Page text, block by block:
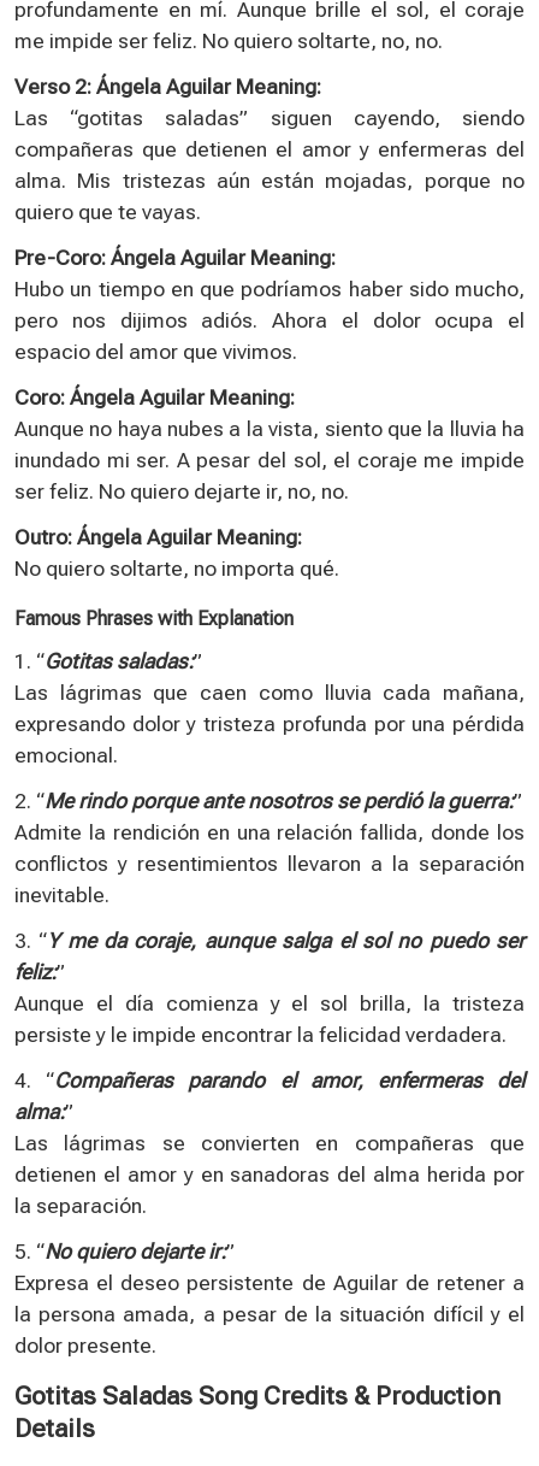
profundamente en mí. Aunque brille el sol, el coraje
me impide ser feliz. No quiero soltarte, no, no.
Verso 2: Ángela Aguilar Meaning:
Las “gotitas saladas” siguen cayendo, siendo
compañeras que detienen el amor y enfermeras del
alma. Mis tristezas aún están mojadas, porque no
quiero que te vayas.
Pre-Coro: Ángela Aguilar Meaning:
Hubo un tiempo en que podríamos haber sido mucho,
pero nos dijimos adiós. Ahora el dolor ocupa el
espacio del amor que vivimos.
Coro: Ángela Aguilar Meaning:
Aunque no haya nubes a la vista, siento que la lluvia ha
inundado mi ser. A pesar del sol, el coraje me impide
ser feliz. No quiero dejarte ir, no, no.
Outro: Ángela Aguilar Meaning:
No quiero soltarte, no importa qué.
Famous Phrases with Explanation
1. “Gotitas saladas:”
Las lágrimas que caen como lluvia cada mañana,
expresando dolor y tristeza profunda por una pérdida
emocional.
2. “Me rindo porque ante nosotros se perdió la guerra:”
Admite la rendición en una relación fallida, donde los
conflictos y resentimientos llevaron a la separación
inevitable.
3. “Y me da coraje, aunque salga el sol no puedo ser
feliz:”
Aunque el día comienza y el sol brilla, la tristeza
persiste y le impide encontrar la felicidad verdadera.
4. “Compañeras parando el amor, enfermeras del
alma:”
Las lágrimas se convierten en compañeras que
detienen el amor y en sanadoras del alma herida por
la separación.
5. “No quiero dejarte ir:”
Expresa el deseo persistente de Aguilar de retener a
la persona amada, a pesar de la situación difícil y el
dolor presente.
Gotitas Saladas Song Credits & Production
Details